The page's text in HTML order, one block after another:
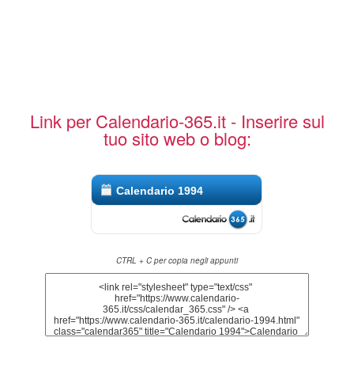
Link per Calendario-365.it - Inserire sul
tuo sito web o blog:
Calendario 1994
CTRL + C per copia negli appunti